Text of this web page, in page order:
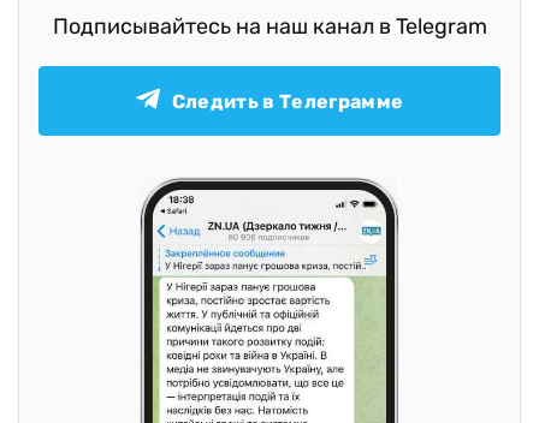
Подписывайтесь на наш канал в Telegram
Следить в Телеграмме